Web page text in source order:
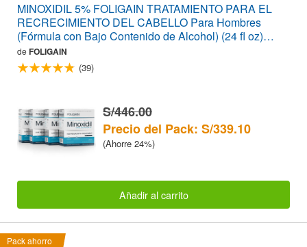
MINOXIDIL 5% FOLIGAIN TRATAMIENTO PARA EL
RECRECIMIENTO DEL CABELLO Para Hombres
(Fórmula con Bajo Contenido de Alcohol) (24 fl oz)
720ml Suministro para 12 Meses
de FOLIGAIN
(39)
S/446.00
Precio del Pack: S/339.10
(Ahorre 24%)
Añadir al carrito
Pack ahorro